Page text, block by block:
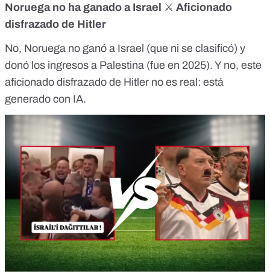
Noruega no ha ganado a Israel ⚔️ Aficionado
disfrazado de Hitler
No, Noruega no ganó a Israel (que ni se clasificó) y
donó los ingresos a Palestina (fue en 2025). Y no, este
aficionado disfrazado de Hitler no es real: está
generado con IA.